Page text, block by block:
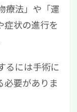
療法」や「運
症状の進行を
るには手術に
必要がありま